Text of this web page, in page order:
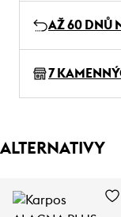
AŽ 60 DNŮ
7
ALTERNATIVY